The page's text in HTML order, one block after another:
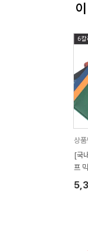
상
[국
프